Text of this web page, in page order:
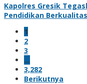
Kapolres Gresik
Pendidikan Berkualitas
1
2
3
…
3,282
Berikutnya